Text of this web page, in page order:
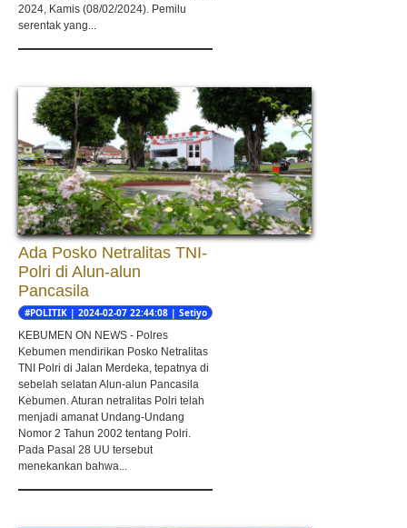
2024, Kamis (08/02/2024). Pemilu
serentak yang...
Ada Posko Netralitas TNI-
Polri di Alun-alun
Pancasila
#POLITIK | 2024-02-07 22:44:08 | Setiyo
KEBUMEN ON NEWS - Polres
Kebumen mendirikan Posko Netralitas
TNI Polri di Jalan Merdeka, tepatnya di
sebelah selatan Alun-alun Pancasila
Kebumen. Aturan netralitas Polri telah
menjadi amanat Undang-Undang
Nomor 2 Tahun 2002 tentang Polri.
Pada Pasal 28 UU tersebut
menekankan bahwa...